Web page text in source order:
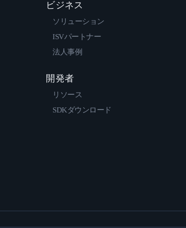
ビジネス
ソリューション
ISVパートナー
法人事例
開発者
リソース
SDKダウンロード